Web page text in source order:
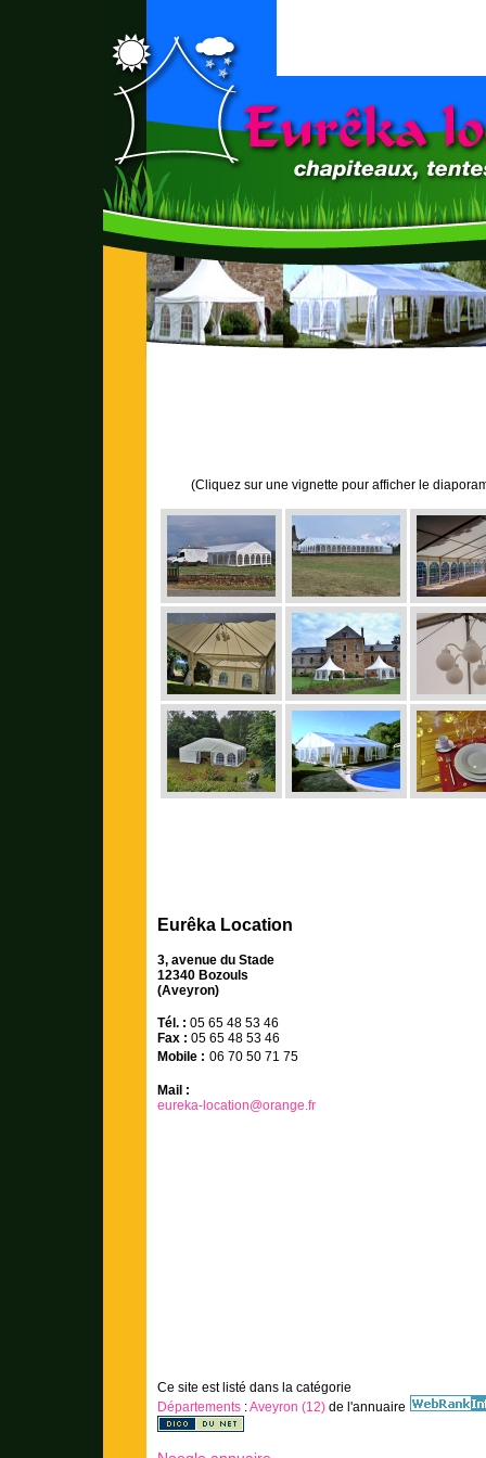
(Cliquez sur une vignette pour afficher le
Eurêka Location
3, avenue du Stade
12340 Bozouls
(Aveyron)
Tél. : 05 65 48 53 46
Fax : 05 65 48 53 46
Mobile : 06 70 50 71 75
Mail :
eureka-location@orange.fr
Ce site est listé dans la catégorie
Départements :Aveyron (12) de l'annuaire